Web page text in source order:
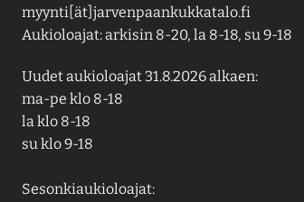
myynti[ät]jarvenpaankukkatalo.fi
Aukioloajat: arkisin 8-20, la 8-18, su 9-18
Uudet aukioloajat 31.8.2026 alkaen:
ma-pe klo 8-18
la klo 8-18
su klo 9-18
Sesonkiaukioloajat: